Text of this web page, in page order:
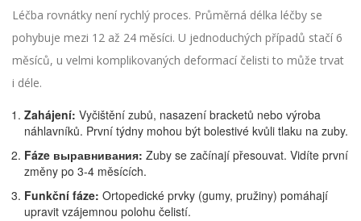
Léčba rovnátky není rychlý proces. Průměrná délka léčby se
pohybuje mezi 12 až 24 měsíci. U jednoduchých případů stačí 6
měsíců, u velmi komplikovaných deformací čelisti to může trvat
i déle.
Zahájení: Vyčištění zubů, nasazení bracketů nebo výroba
náhlavníků. První týdny mohou být bolestivé kvůli tlaku na zuby.
Fáze выравнивания: Zuby se začínají přesouvat. Vidíte první
změny po 3-4 měsících.
Funkční fáze: Ortopedické prvky (gumy, pružiny) pomáhají
upravit vzájemnou polohu čelistí.